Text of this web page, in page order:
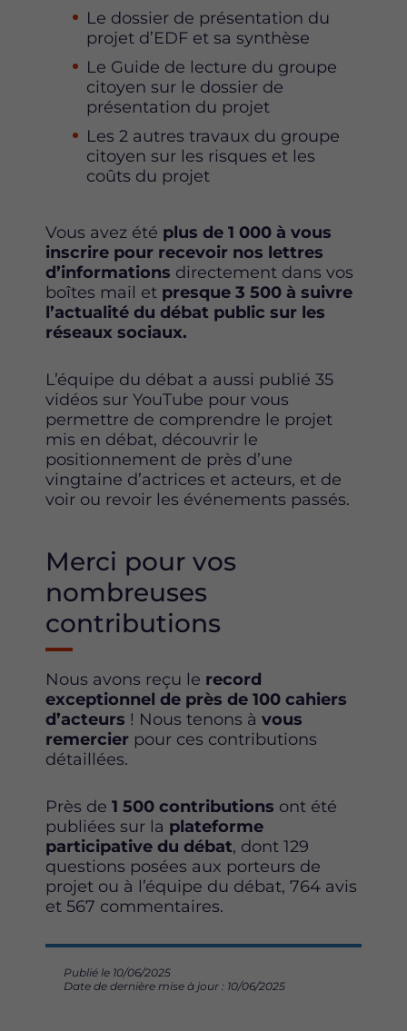
Le dossier de présentation du
projet d’EDF et sa synthèse
Le Guide de lecture du groupe
citoyen sur le dossier de
présentation du projet
Les 2 autres travaux du groupe
citoyen sur les risques et les
coûts du projet
Vous avez été plus de 1 000 à vous
inscrire pour recevoir nos lettres
d’informations directement dans vos
boîtes mail et presque 3 500 à suivre
l’actualité du débat public sur les
réseaux sociaux.
L’équipe du débat a aussi publié 35
vidéos sur YouTube pour vous
permettre de comprendre le projet
mis en débat, découvrir le
positionnement de près d’une
vingtaine d’actrices et acteurs, et de
voir ou revoir les événements passés.
Merci pour vos
nombreuses
contributions
Nous avons reçu le record
exceptionnel de près de 100 cahiers
d’acteurs ! Nous tenons à vous
remercier pour ces contributions
détaillées.
Près de 1 500 contributions ont été
publiées sur la plateforme
participative du débat, dont 129
questions posées aux porteurs de
projet ou à l’équipe du débat, 764 avis
et 567 commentaires.
Publié le 10/06/2025
Date de dernière mise à jour : 10/06/2025